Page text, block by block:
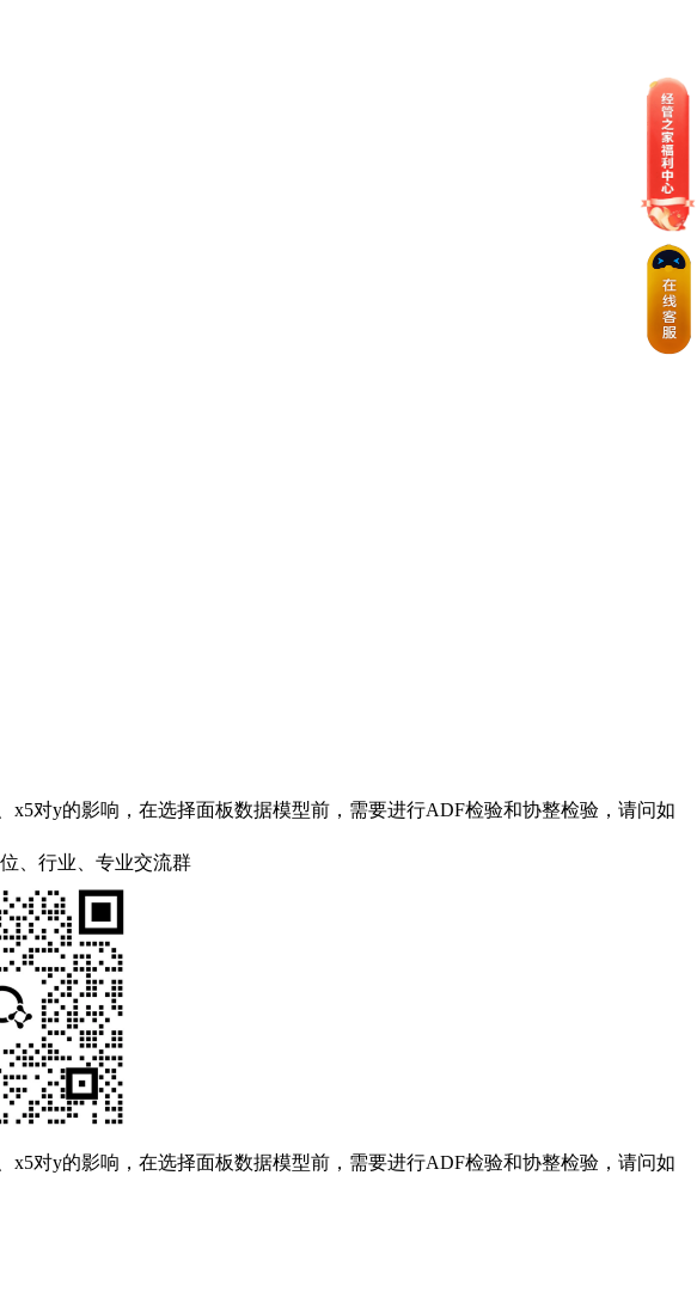
x5对y的影响，在选择面板数据模型前，需要进行ADF检验和协整检验，请问如
、行业、专业交流群
x5对y的影响，在选择面板数据模型前，需要进行ADF检验和协整检验，请问如